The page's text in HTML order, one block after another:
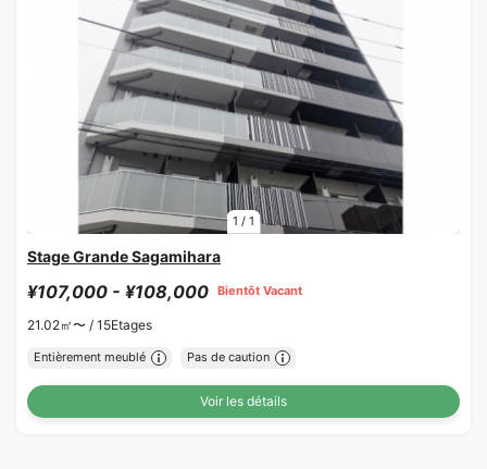
1 / 1
Stage Grande Sagamihara
¥107,000 - ¥108,000 Bientôt Vacant
21.02㎡〜 / 15Etages
Entièrement meublé Pas de caution
Voir les détails